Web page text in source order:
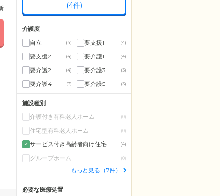
(4件)
介護度
自立
(4) 要支援1 (4)
要支援2 (4) 要介護1 (4)
要介護2 (4) 要介護3 (3)
要介護4 (3) 要介護5 (3)
施設種別
介護付き有料老人ホーム
(0)
住宅型有料老人ホーム (0)
サービス付き高齢者向け住宅 (4)
グループホーム (0)
もっと見る（7件）
必要な医療処置